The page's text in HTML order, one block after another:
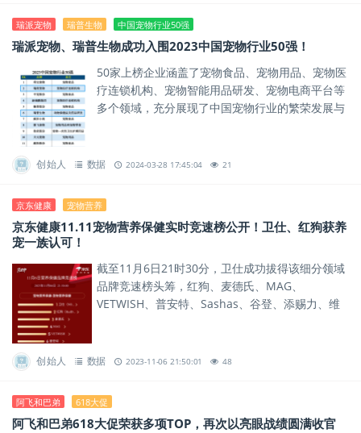
瑞派宠物 瑞普生物 中国宠物行业50强
瑞派宠物、瑞普生物成功入围2023中国宠物行业50强！
50家上榜企业涵盖了宠物食品、宠物用品、宠物医
疗连锁机构、宠物智能用品研发、宠物电商平台等
多个领域，充分展现了中国宠物行业的繁荣发展与
创始人 数据 2024-03-28 17:45:04 21
京东健康 宠物营养
京东健康11.11宠物营养保健实时竞速榜公开！卫仕、红狗获养
宠一族认可！
截至11月6日21时30分，卫仕成功拔得该细分领域
品牌竞速榜头筹，红狗、麦德氏、MAG、
VETWISH、普安特、Sashas、谷登、添赐力、维
创始人 数据 2023-11-06 21:50:01 48
阿飞和巴弟 618大促
阿飞和巴弟618大促荣获多项TOP，再次以亮眼战绩圆满收官